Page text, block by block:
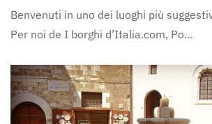
Benvenuti in uno dei luoghi più
Per noi de I borghi d’Italia.com, Po…